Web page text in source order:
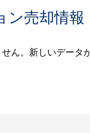
ン売却情報
ん。新しいデータ